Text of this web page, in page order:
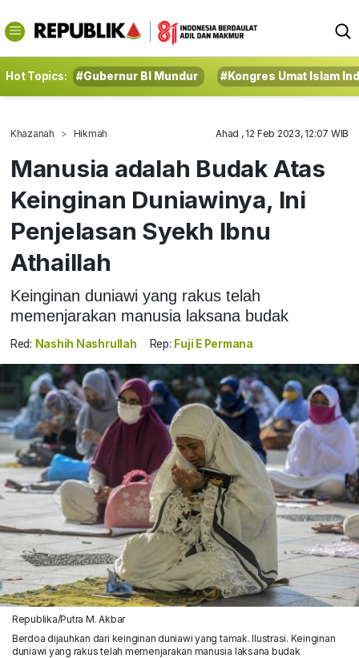
Hot Topics: #Gubernur BI Mundur #Kongres Umat Islam
Khazanah Hikmah Ahad , 12 Feb 2023, 12:07 WIB
Manusia adalah Budak Atas
Keinginan Duniawinya, Ini
Penjelasan Syekh Ibnu
Athaillah
Keinginan duniawi yang rakus telah
memenjarakan manusia laksana budak
Red: Nashih Nashrullah Rep: Fuji E Permana
Republika/Putra M. Akbar
Berdoa dijauhkan dari keinginan duniawi yang tamak. Ilustrasi. Keinginan
duniawi yang rakus telah memenjarakan manusia laksana budak